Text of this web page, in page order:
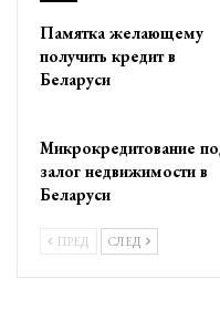
Памятка желающему
получить кредит в
Беларуси
Микрокредитование
залог недвижимости в
Беларуси
ПРЕД СЛЕД